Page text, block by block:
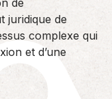
de
juridique de
complexe qui
et d’une